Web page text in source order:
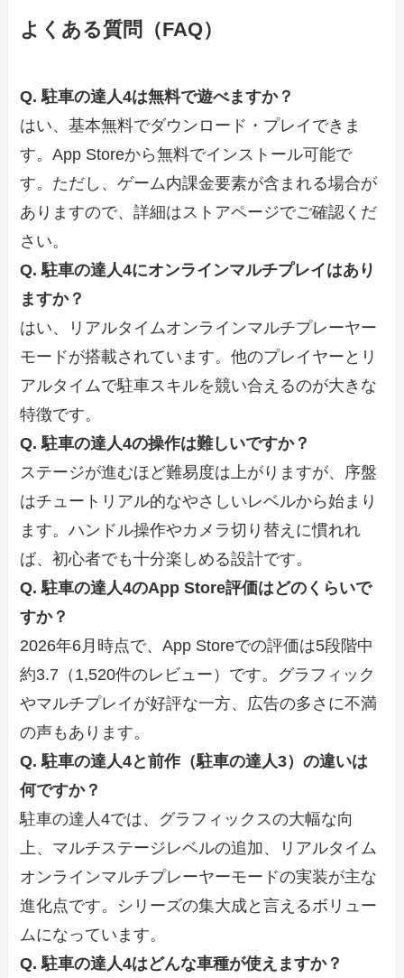
よくある質問（FAQ）
Q. 駐車の達人4は無料で遊べますか？
はい、基本無料でダウンロード・プレイできま
す。App Storeから無料でインストール可能で
す。ただし、ゲーム内課金要素が含まれる場合が
ありますので、詳細はストアページでご確認くだ
さい。
Q. 駐車の達人4にオンラインマルチプレイはあり
ますか？
はい、リアルタイムオンラインマルチプレーヤー
モードが搭載されています。他のプレイヤーとリ
アルタイムで駐車スキルを競い合えるのが大きな
特徴です。
Q. 駐車の達人4の操作は難しいですか？
ステージが進むほど難易度は上がりますが、序盤
はチュートリアル的なやさしいレベルから始まり
ます。ハンドル操作やカメラ切り替えに慣れれ
ば、初心者でも十分楽しめる設計です。
Q. 駐車の達人4のApp Store評価はどのくらいで
すか？
2026年6月時点で、App Storeでの評価は5段階中
約3.7（1,520件のレビュー）です。グラフィック
やマルチプレイが好評な一方、広告の多さに不満
の声もあります。
Q. 駐車の達人4と前作（駐車の達人3）の違いは
何ですか？
駐車の達人4では、グラフィックスの大幅な向
上、マルチステージレベルの追加、リアルタイム
オンラインマルチプレーヤーモードの実装が主な
進化点です。シリーズの集大成と言えるボリュー
ムになっています。
Q. 駐車の達人4はどんな車種が使えますか？